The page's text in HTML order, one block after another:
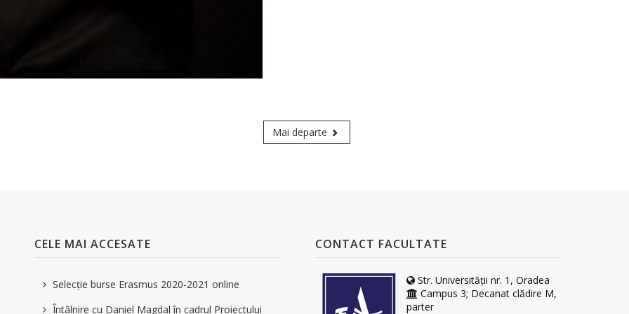
Mai departe
CELE MAI ACCESATE
Selecție burse Erasmus 2020-2021 online
Întâlnire cu Daniel Magdal în cadrul Proiectului
CONTACT FACULTATE
Str. Universității nr. 1, Oradea
Campus 3; Decanat clădire M,
parter